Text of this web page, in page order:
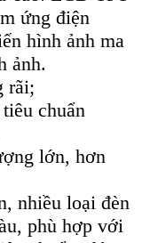
ứng điện
hình ảnh ma
ảnh.
rãi;
chuẩn
lớn, hơn
nhiều loại đèn
phù hợp với